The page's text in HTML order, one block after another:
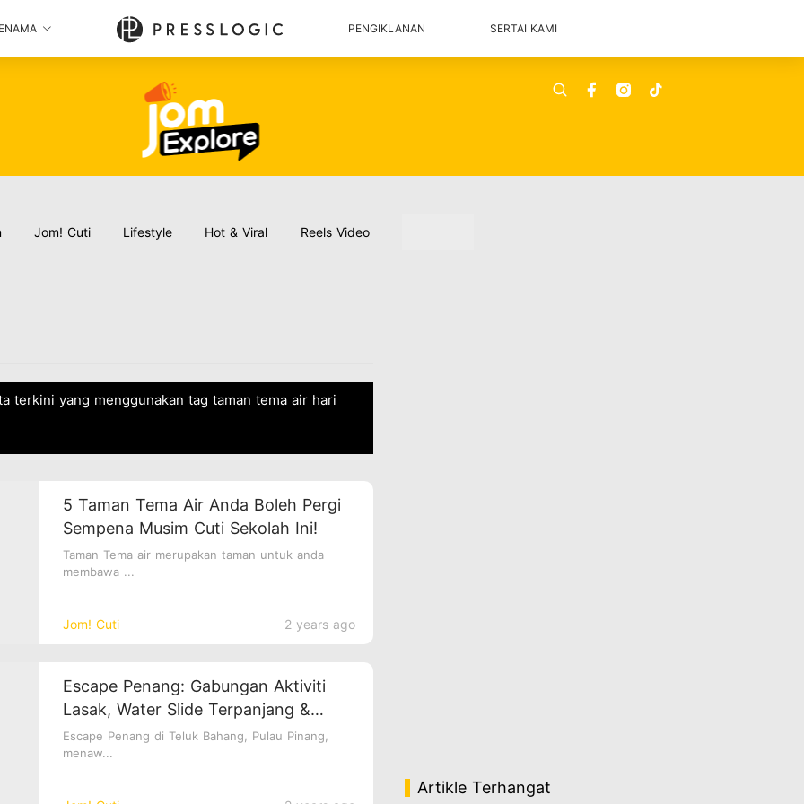
PENGIKLANAN SERTAI KAMI
Jom! Cuti Lifestyle Hot & Viral Reels Video
terkini yang menggunakan tag taman tema air hari
Jom! Cuti 2 years ago
5 Taman Tema Air Anda Boleh Pergi
Sempena Musim Cuti Sekolah Ini!
Taman Tema air merupakan taman untuk anda
membawa ...
Escape Penang: Gabungan Aktiviti
Lasak, Water Slide Terpanjang &
Camping Menyeronokkan
Escape Penang di Teluk Bahang, Pulau Pinang,
menaw...
Artikle Terhangat